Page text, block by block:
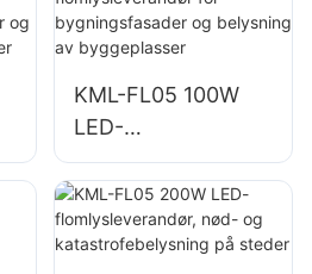
KML-FL05 100W
LED-
flomlysleverandør
for
bygningsfasader
og belysning av